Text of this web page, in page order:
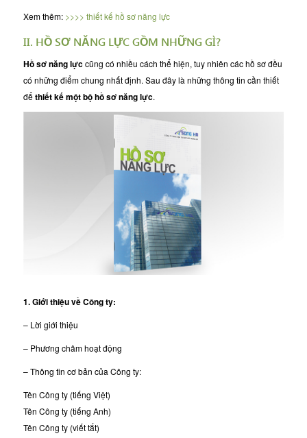
Xem thêm: >>>> thiết kế hồ sơ năng lực
II. HỒ SƠ NĂNG LỰC GỒM NHỮNG GÌ?
Hồ sơ năng lựccũng có nhiều cách thể hiện, tuy nhiên các hồ sơ đều
có những điểm chung nhất định. Sau đây là những thông tin cần thiết
đểthiết kế một bộ hồ sơ năng lực.
1. Giới thiệu về Công ty:
– Lời giới thiệu
– Phương châm hoạt động
– Thông tin cơ bản của Công ty:
Tên Công ty (tiếng Việt)
Tên Công ty (tiếng Anh)
Tên Công ty (viết tắt)